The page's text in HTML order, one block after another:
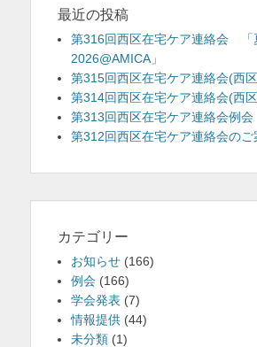
最近の投稿
第316回西区在宅ケア連絡会 「
2026@AMICA」
第315回西区在宅ケア連絡会(西
第314回西区在宅ケア連絡会(西
第313回西区在宅ケア連絡会例会
第312回西区在宅ケア連絡会のご
カテゴリー
お知らせ (166)
例会 (166)
学会発表 (7)
情報提供 (44)
未分類 (1)